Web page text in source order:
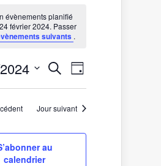
évènements planifié
février 2024. Passer
suivants .
Recherche
de
Évènements
RechercheNavigation
de
vues
Évènement
Jour
Jour suivant
au
calendrier